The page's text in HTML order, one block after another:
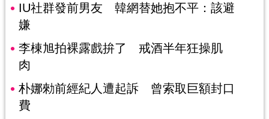
IU社群發前男友 韓網替她抱不平：該避
嫌
李棟旭拍裸露戲拚了 戒酒半年狂操肌
肉
朴娜勑前經紀人遭起訴 曾索取巨額封口
費